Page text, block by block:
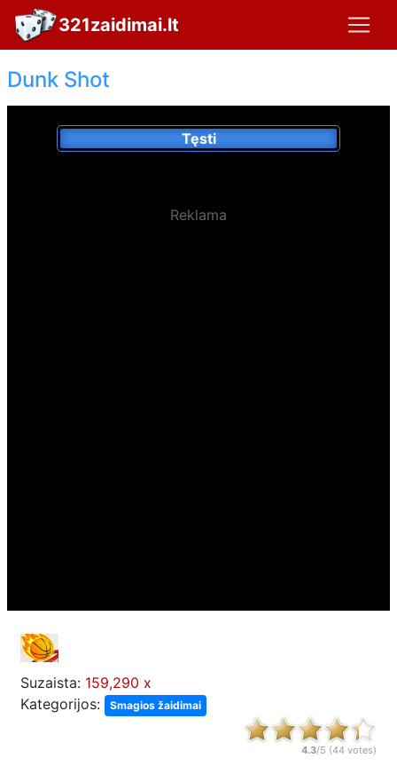
321zaidimai.lt
Dunk Shot
Tęsti
Reklama
Suzaista: 159,290 x
Kategorijos:
Smagios žaidimai
4.3/5 (44 votes)